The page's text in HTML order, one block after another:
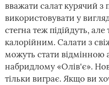
вважати салат курячий
використовувати у
стегна теж підійдуть,
калорійним. Салати з
можуть стати відмінною
набридлому «Олів'є».
тільки виграє. Якщо ви